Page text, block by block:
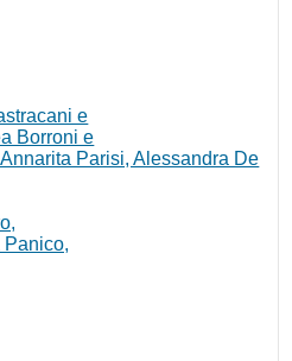
e
Borroni e
Parisi, Alessandra De
Panico,